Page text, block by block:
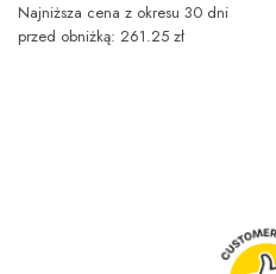
Najniższa cena z okresu 30 dni
przed obniżką: 261.25 zł